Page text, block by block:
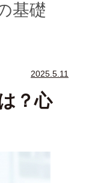
基礎
2025.5.11
？心